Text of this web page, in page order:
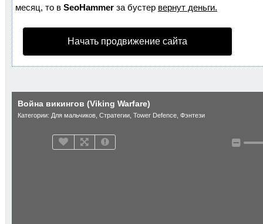
месяц, то в SeoHammer за бустер вернут деньги.
Начать продвижение сайта
Война викингов (Viking Warfare)
Категории: Для мальчиков Стратегии Tower Defence Фэнтези